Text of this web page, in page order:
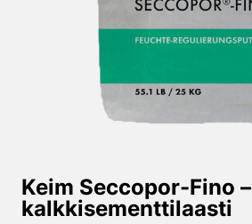
Keim Seccopor-Fino –
kalkkisementti­laasti